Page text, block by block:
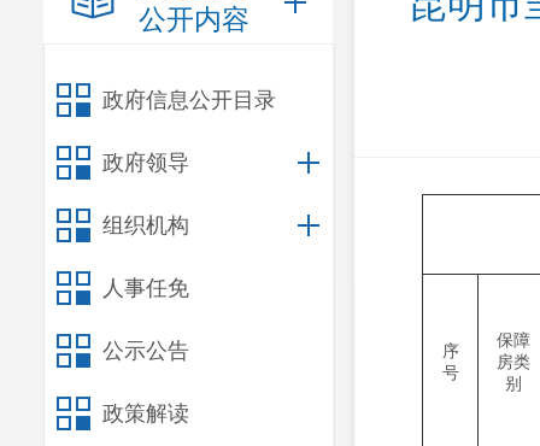
公开内容
政府信息公开目录
政府领导
组织机构
人事任免
公示公告
政策解读
序
号
保障
房类
别